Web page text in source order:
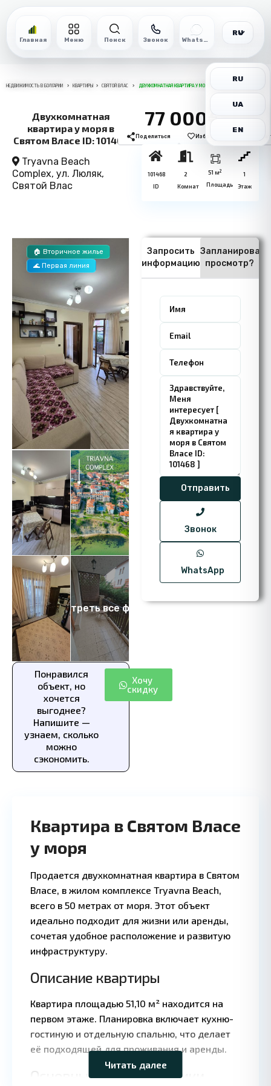
Главная Меню Поиск Звонок WhatsApp
RU
RU
UA
EN
НЕДВИЖИМОСТЬ В БОЛГАРИИ КВАРТИРЫ СВЯТОЙ ВЛАС ДВУХКОМНАТНАЯ КВАРТИРА У МОРЯ В СВЯТОМ ВЛАСЕ ID: 101468
Двухкомнатная
квартира у моря в
Святом Власе ID: 101468
Tryavna Beach
Complex, ул. Люляк,
Святой Влас
77 000€
Поделиться Избранное
101468
ID
2
Комнат
51 м2
Площадь
1
Этаж
Посмотреть все фото 12
🏠 Вторичное жилье
🌊 Первая линия
Понравился
объект, но
хочется
выгоднее?
Напишите —
узнаем, сколько
можно
сэкономить.
Хочу
скидку
Запросить
информацию
Запланировать
просмотр?
Звонок
WhatsApp
Квартира в Святом Власе
у моря
Продается двухкомнатная квартира в Святом
Власе, в жилом комплексе Tryavna Beach,
всего в 50 метрах от моря. Этот объект
идеально подходит для жизни или аренды,
сочетая удобное расположение и развитую
инфраструктуру.
Описание квартиры
Квартира площадью 51,10 м² находится на
первом этаже. Планировка включает кухню-
гостиную и отдельную спальню, что делает
её подходящей для проживания и аренды.
Основные характеристики
Читать далее
contributors